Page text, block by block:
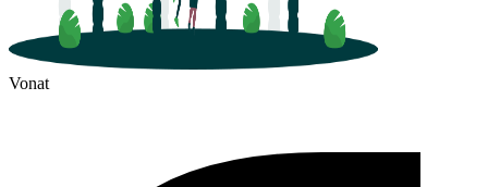
Vonat